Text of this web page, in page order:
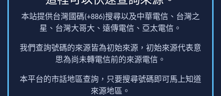
本站提供台灣國碼(+886)搜尋以及中華電信、台灣之
星、台灣大哥大、遠傳電信、亞太電信。
我們查詢號碼的來源皆為初始來源，初始來源代表意
思為尚未轉電信前的來源電信。
本平台的市話地區查詢，只要搜尋號碼即可馬上知道
來源地區。